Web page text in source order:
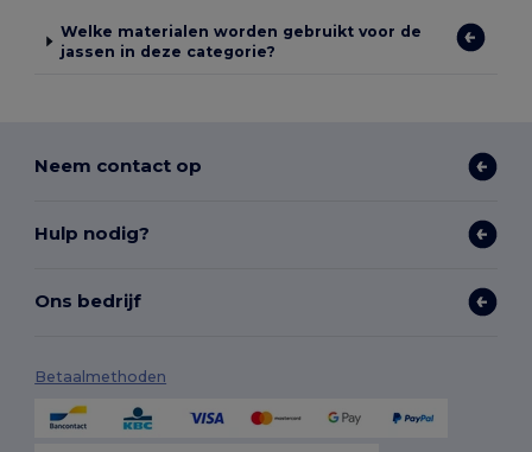
Welke materialen worden gebruikt voor de
jassen in deze categorie?
Neem contact op
Hulp nodig?
Ons bedrijf
Betaalmethoden